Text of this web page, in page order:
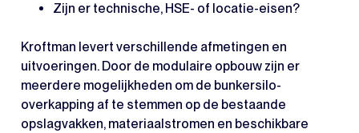
Zijn er technische, HSE- of locatie-eisen?
Kroftman levert verschillende afmetingen en
uitvoeringen. Door de modulaire opbouw zijn er
meerdere mogelijkheden om de bunkersilo-
overkapping af te stemmen op de bestaande
opslagvakken, materiaalstromen en beschikbare